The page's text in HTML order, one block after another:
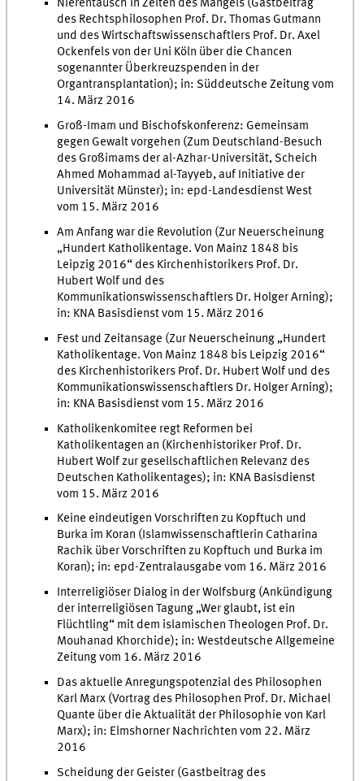
Nierentausch in Zeiten des Mangels (Gastbeitrag
des Rechtsphilosophen Prof. Dr. Thomas Gutmann
und des Wirtschaftswissenschaftlers Prof. Dr. Axel
Ockenfels von der Uni Köln über die Chancen
sogenannter Überkreuzspenden in der
Organtransplantation); in: Süddeutsche Zeitung vom
14. März 2016
Groß-Imam und Bischofskonferenz: Gemeinsam
gegen Gewalt vorgehen (Zum Deutschland-Besuch
des Großimams der al-Azhar-Universität, Scheich
Ahmed Mohammad al-Tayyeb, auf Initiative der
Universität Münster); in: epd-Landesdienst West
vom 15. März 2016
Am Anfang war die Revolution (Zur Neuerscheinung
„Hundert Katholikentage. Von Mainz 1848 bis
Leipzig 2016“ des Kirchenhistorikers Prof. Dr.
Hubert Wolf und des
Kommunikationswissenschaftlers Dr. Holger Arning);
in: KNA Basisdienst vom 15. März 2016
Fest und Zeitansage (Zur Neuerscheinung „Hundert
Katholikentage. Von Mainz 1848 bis Leipzig 2016“
des Kirchenhistorikers Prof. Dr. Hubert Wolf und des
Kommunikationswissenschaftlers Dr. Holger Arning);
in: KNA Basisdienst vom 15. März 2016
Katholikenkomitee regt Reformen bei
Katholikentagen an (Kirchenhistoriker Prof. Dr.
Hubert Wolf zur gesellschaftlichen Relevanz des
Deutschen Katholikentages); in: KNA Basisdienst
vom 15. März 2016
Keine eindeutigen Vorschriften zu Kopftuch und
Burka im Koran (Islamwissenschaftlerin Catharina
Rachik über Vorschriften zu Kopftuch und Burka im
Koran); in: epd-Zentralausgabe vom 16. März 2016
Interreligiöser Dialog in der Wolfsburg (Ankündigung
der interreligiösen Tagung „Wer glaubt, ist ein
Flüchtling“ mit dem islamischen Theologen Prof. Dr.
Mouhanad Khorchide); in: Westdeutsche Allgemeine
Zeitung vom 16. März 2016
Das aktuelle Anregungspotenzial des Philosophen
Karl Marx (Vortrag des Philosophen Prof. Dr. Michael
Quante über die Aktualität der Philosophie von Karl
Marx); in: Elmshorner Nachrichten vom 22. März
2016
Scheidung der Geister (Gastbeitrag des